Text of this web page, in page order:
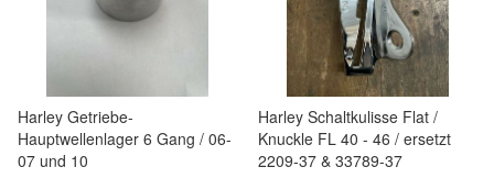
Harley Getriebe-
Hauptwellenlager 6 Gang / 06-
07 und 10
Harley Schaltkulisse Flat /
Knuckle FL 40 - 46 / ersetzt
2209-37 & 33789-37